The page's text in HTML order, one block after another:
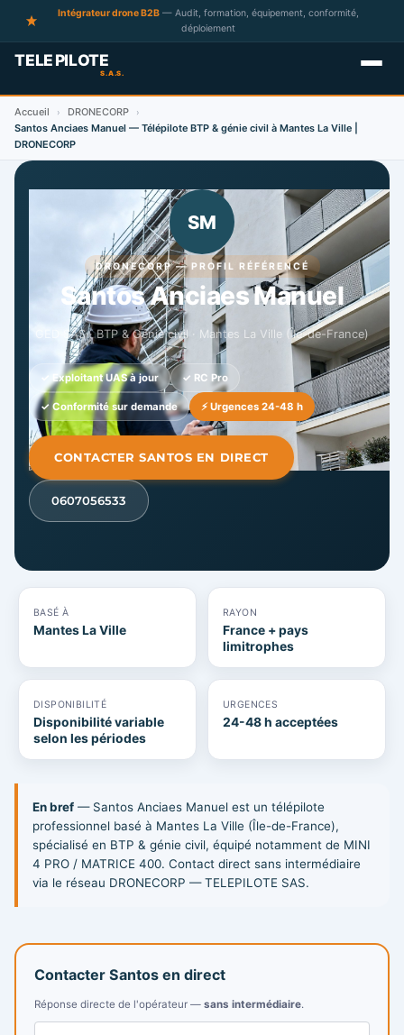
Intégrateur drone B2B — Audit, formation, équipement, conformité,
déploiement
Accueil › DRONECORP ›
Santos Anciaes Manuel — Télépilote BTP & génie civil à Mantes La Ville |
DRONECORP
SM
DRONECORP — PROFIL RÉFÉRENCÉ
Santos Anciaes Manuel
GED SAS · BTP & Génie civil · Mantes La Ville (Île-de-France)
✓ Exploitant UAS à jour ✓ RC Pro
✓ Conformité sur demande ⚡ Urgences 24-48 h
CONTACTER SANTOS EN DIRECT
0607056533
BASÉ À
Mantes La Ville
RAYON
France + pays
limitrophes
DISPONIBILITÉ
Disponibilité variable
selon les périodes
URGENCES
24-48 h acceptées
En bref — Santos Anciaes Manuel est un télépilote
professionnel basé à Mantes La Ville (Île-de-France),
spécialisé en BTP & génie civil, équipé notamment de MINI
4 PRO / MATRICE 400. Contact direct sans intermédiaire
via le réseau DRONECORP — TELEPILOTE SAS.
Contacter Santos en direct
Réponse directe de l'opérateur — sans intermédiaire.